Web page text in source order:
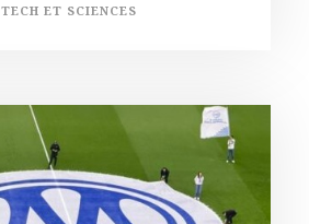
TECH ET SCIENCES